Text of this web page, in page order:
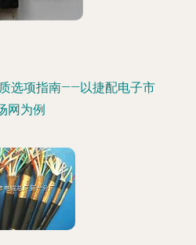
选项指南——以捷配电子市
网为例